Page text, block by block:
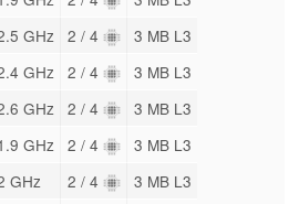
GHz 2 / 4 3 MB L3
GHz 2 / 4 3 MB L3
GHz 2 / 4 3 MB L3
GHz 2 / 4 3 MB L3
GHz 2 / 4 3 MB L3